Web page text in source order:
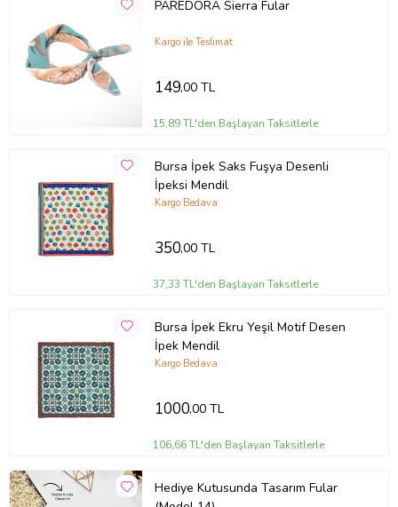
PAREDORA Sierra Fular
Kargo ile Teslimat
149,00 TL
15,89 TL'den Başlayan Taksitlerle
Bursa İpek Saks Fuşya Desenli
İpeksi Mendil
Kargo Bedava
350,00 TL
37,33 TL'den Başlayan Taksitlerle
Bursa İpek Ekru Yeşil Motif Desen
İpek Mendil
Kargo Bedava
1000,00 TL
106,66 TL'den Başlayan Taksitlerle
Hediye Kutusunda Tasarım Fular